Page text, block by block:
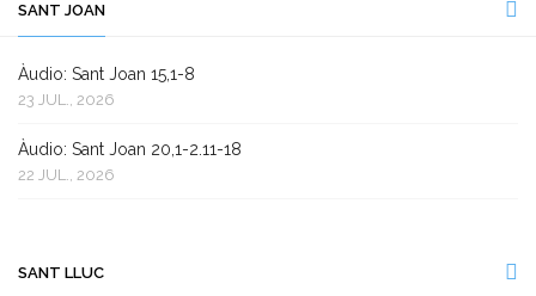
SANT JOAN
Àudio: Sant Joan 15,1-8
23 JUL., 2026
Àudio: Sant Joan 20,1-2.11-18
22 JUL., 2026
SANT LLUC